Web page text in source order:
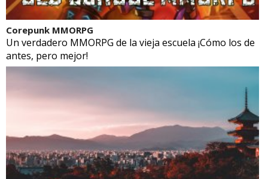
Corepunk MMORPG
Un verdadero MMORPG de la vieja escuela ¡Cómo los de
antes, pero mejor!